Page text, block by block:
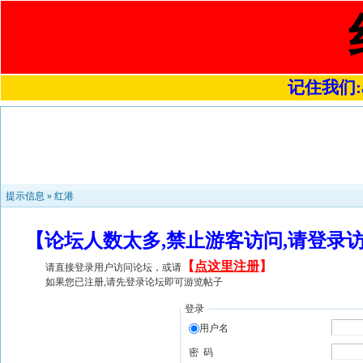
记住我们
提示信息 » 红港
【论坛人数太多,禁止游客访问,请登
请直接登录用户访问论坛，或请 【 点这里注册】
如果您已注册,请先登录论坛即可游览帖子
登录
用户名
密 码